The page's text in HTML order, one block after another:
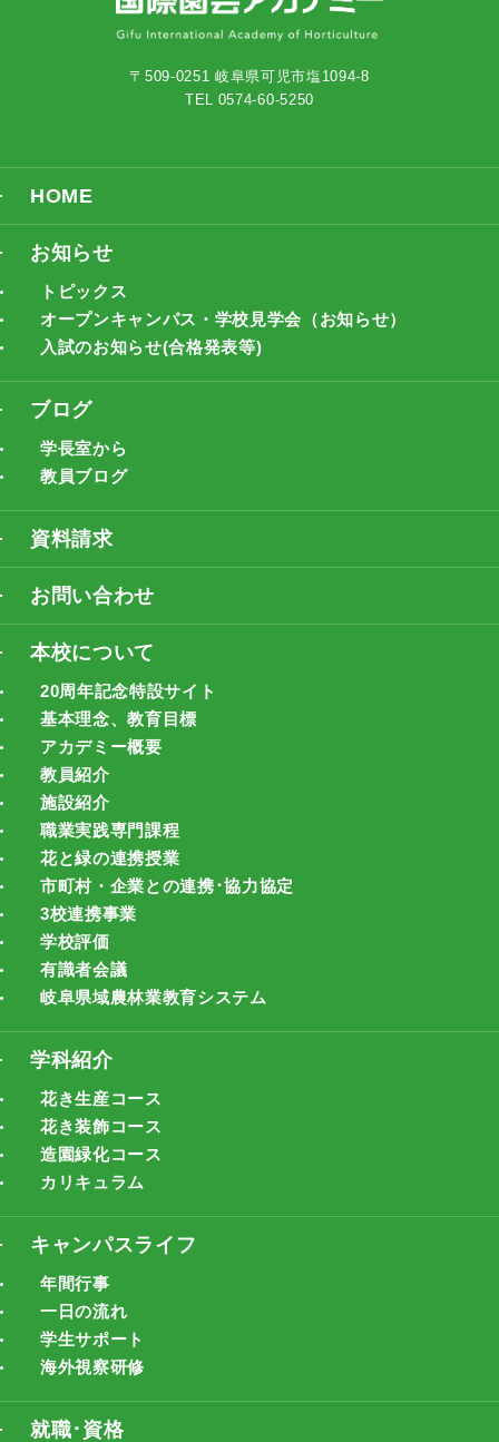
〒509-0251 岐阜県可児市塩1094-8
TEL 0574-60-5250
HOME
お知らせ
トピックス
オープンキャンパス・学校見学会（お知らせ）
入試のお知らせ(合格発表等)
ブログ
学長室から
教員ブログ
資料請求
お問い合わせ
本校について
20周年記念特設サイト
基本理念、教育目標
アカデミー概要
教員紹介
施設紹介
職業実践専門課程
花と緑の連携授業
市町村・企業との連携･協力協定
3校連携事業
学校評価
有識者会議
岐阜県域農林業教育システム
学科紹介
花き生産コース
花き装飾コース
造園緑化コース
カリキュラム
キャンパスライフ
年間行事
一日の流れ
学生サポート
海外視察研修
就職･資格